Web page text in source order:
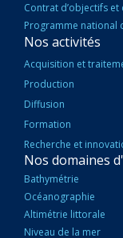
Contrat d’objectifs
Programme national
Nos activités
Acquisition et
Production
Diffusion
Formation
Recherche et
Nos domaines
Bathymétrie
Océanographie
Altimétrie littorale
Niveau de la mer